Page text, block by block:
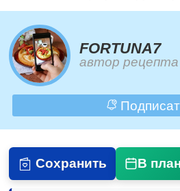
FORTUNA7
автор рецепта
Сохранить В